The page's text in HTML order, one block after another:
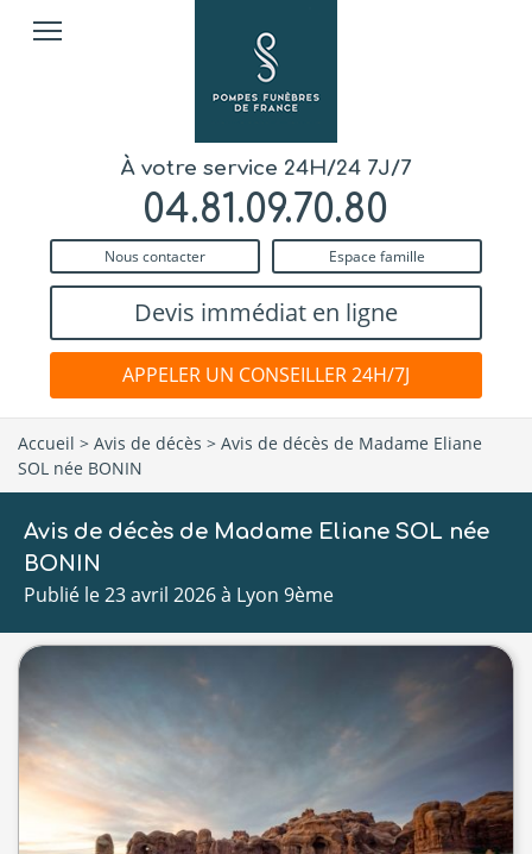
À votre service 24H/24 7J/7
04.81.09.70.80
Nous contacter Espace famille
Devis immédiat en ligne
APPELER UN CONSEILLER 24H/7J
Accueil > Avis de décès > Avis de décès de Madame Eliane
SOL née BONIN
Avis de décès de Madame Eliane SOL née
BONIN
Publié le 23 avril 2026 à Lyon 9ème